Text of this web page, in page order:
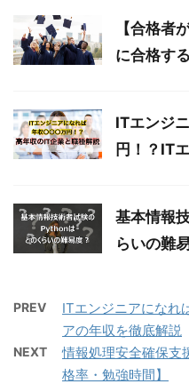
【合格者
に合格す
ITエンジ
円！？IT
基本情報
らいの難
PREV
ITエンジニアにな
アの年収を徹底解説
NEXT
情報処理安全確保支
格率・勉強時間】